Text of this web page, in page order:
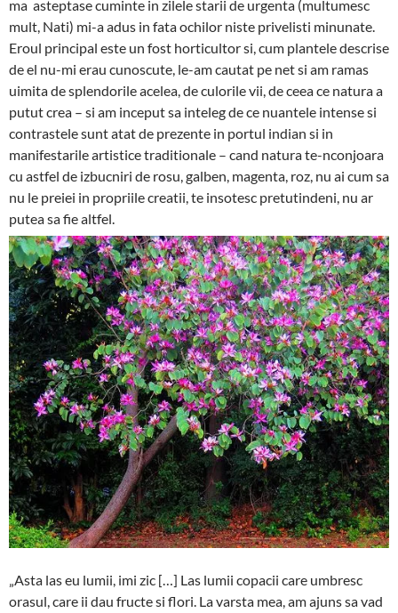
ma asteptase cuminte in zilele starii de urgenta (multumesc
mult, Nati) mi-a adus in fata ochilor niste privelisti minunate.
Eroul principal este un fost horticultor si, cum plantele descrise
de el nu-mi erau cunoscute, le-am cautat pe net si am ramas
uimita de splendorile acelea, de culorile vii, de ceea ce natura a
putut crea – si am inceput sa inteleg de ce nuantele intense si
contrastele sunt atat de prezente in portul indian si in
manifestarile artistice traditionale – cand natura te-nconjoara
cu astfel de izbucniri de rosu, galben, magenta, roz, nu ai cum sa
nu le preiei in propriile creatii, te insotesc pretutindeni, nu ar
putea sa fie altfel.
„Asta las eu lumii, imi zic […] Las lumii copacii care umbresc
orasul, care ii dau fructe si flori. La varsta mea, am ajuns sa vad